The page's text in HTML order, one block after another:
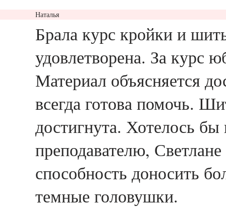
Наталья
Брала курс кройки и
удовлетворена. За курс
Материал объясняется
всегда готова помочь.
достигнута. Хотелось бы
преподавателю,
способность доносить
темные головушки.